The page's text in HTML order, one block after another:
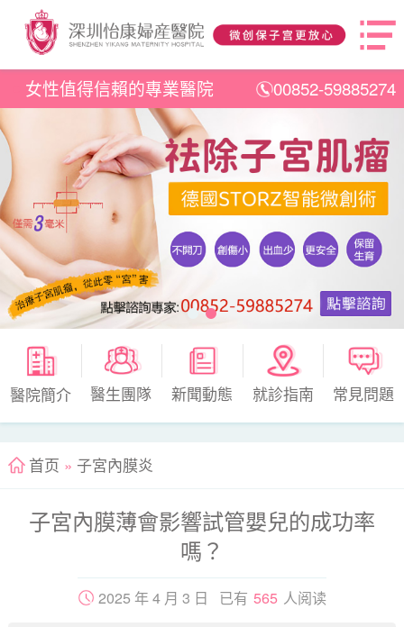
女性值得信賴的專業醫院 00852-59885274
醫院簡介 醫生團隊 新聞動態 就診指南 常見問題
首页 » 子宮內膜炎
子宮內膜薄會影響試管嬰兒的成功率
嗎？
2025 年 4 月 3 日 已有 565 人阅读